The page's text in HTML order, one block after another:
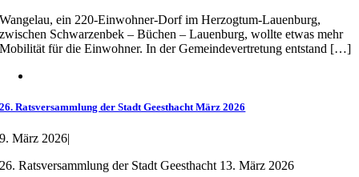
Wangelau, ein 220-Einwohner-Dorf im Herzogtum-Lauenburg,
zwischen Schwarzenbek – Büchen – Lauenburg, wollte etwas mehr
Mobilität für die Einwohner. In der Gemeindevertretung entstand […]
26. Ratsversammlung der Stadt Geesthacht März 2026
9. März 2026|
26. Ratsversammlung der Stadt Geesthacht 13. März 2026